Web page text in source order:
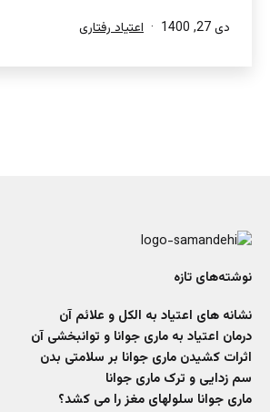
چیست؟
منتشر
در
دی 27, 1400
دسته‌بندی
در
اعتیاد رفتاری
نوشته‌های تازه
نشانه های اعتیاد به الکل و علائم آن
درمان اعتیاد به ماری جوانا و توانبخشی آن
اثرات کشیدن ماری جوانا بر سلامتی بدن
سم زدایی و ترک ماری جوانا
ماری جوانا سلولهای مغز را می کشد؟